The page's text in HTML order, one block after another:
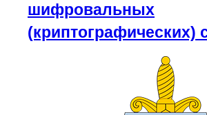
шифровальных
(криптографических)